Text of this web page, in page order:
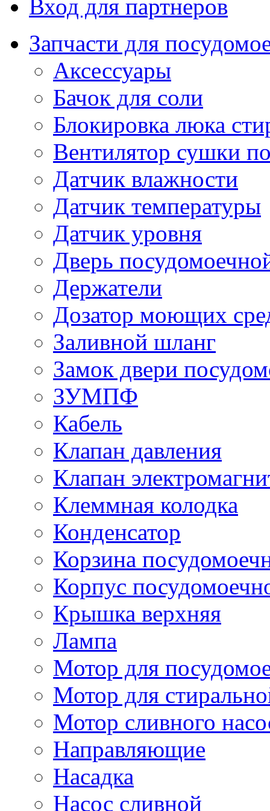
Вход для партнеров
Запчасти для
Аксессуары
Бачок для соли
Блокировка люка
Вентилятор сушки
Датчик влажности
Датчик температуры
Датчик уровня
Дверь
Держатели
Дозатор моющих
Заливной шланг
Замок двери
ЗУМПФ
Кабель
Клапан давления
Клапан
Клеммная колодка
Конденсатор
Корзина
Корпус
Крышка верхняя
Лампа
Мотор для
Мотор для
Мотор сливного
Направляющие
Насадка
Насос сливной